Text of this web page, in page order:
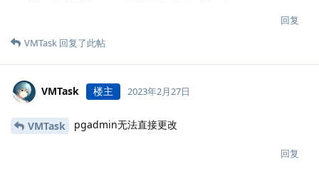
回复
VMTask 回复了此帖
VMTask 楼主 2023年2月27日
VMTask pgadmin无法直接更改
回复